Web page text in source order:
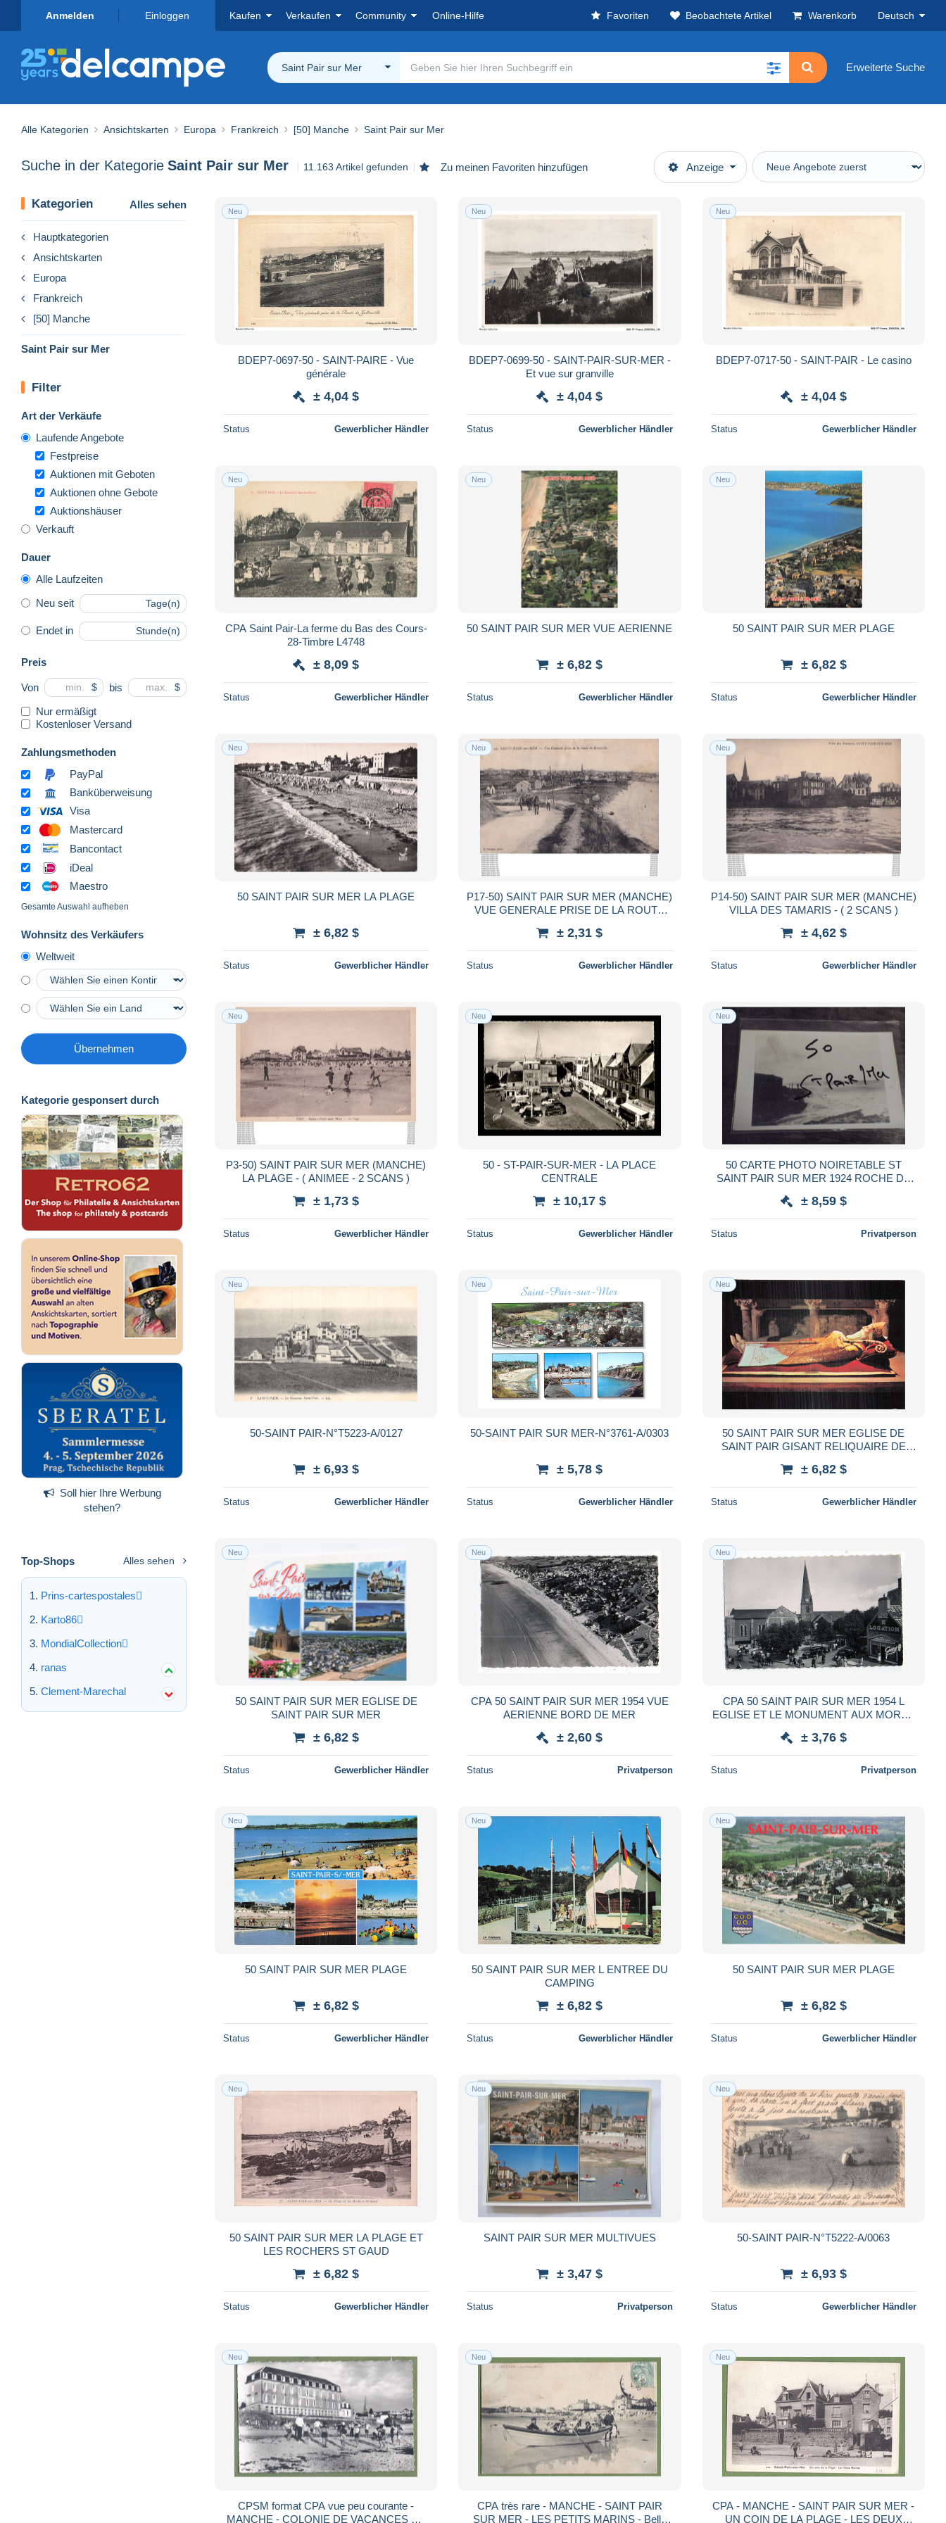
Anmelden Einloggen Kaufen Verkaufen Community Online-Hilfe Favoriten Beobachtete Artikel Warenkorb Deutsch
Saint Pair sur Mer Erweiterte Suche
Alle Kategorien Ansichtskarten Europa Frankreich [50] Manche Saint Pair sur Mer
Suche in der Kategorie Saint Pair sur Mer 11.163 Artikel gefunden Zu meinen Favoriten hinzufügen Anzeige
Kategorien Alles sehen
Hauptkategorien
Ansichtskarten
Europa
Frankreich
[50] Manche
Saint Pair sur Mer
Filter
Art der Verkäufe
Laufende Angebote
Festpreise
Auktionen mit Geboten
Auktionen ohne Gebote
Auktionshäuser
Verkauft
Dauer
Alle Laufzeiten
Neu seit Tage(n)
Endet in Stunde(n)
Preis
Von $ bis $
Nur ermäßigt
Kostenloser Versand
Zahlungsmethoden
PayPal
Banküberweisung
Visa
Mastercard
Bancontact
iDeal
Maestro
Gesamte Auswahl aufheben
Wohnsitz des Verkäufers
Weltweit
Übernehmen
Kategorie gesponsert durch
Soll hier Ihre Werbung
stehen?
Top-Shops Alles sehen
Prins-cartespostales
Karto86
MondialCollection
ranas
Clement-Marechal
Neu
BDEP7-0697-50 - SAINT-PAIRE - Vue
générale
± 4,04 $
Status Gewerblicher Händler
Neu
BDEP7-0699-50 - SAINT-PAIR-SUR-MER -
Et vue sur granville
± 4,04 $
Status Gewerblicher Händler
Neu
BDEP7-0717-50 - SAINT-PAIR - Le casino
± 4,04 $
Status Gewerblicher Händler
Neu
CPA Saint Pair-La ferme du Bas des Cours-
28-Timbre L4748
± 8,09 $
Status Gewerblicher Händler
Neu
50 SAINT PAIR SUR MER VUE AERIENNE
± 6,82 $
Status Gewerblicher Händler
Neu
50 SAINT PAIR SUR MER PLAGE
± 6,82 $
Status Gewerblicher Händler
Neu
50 SAINT PAIR SUR MER LA PLAGE
± 6,82 $
Status Gewerblicher Händler
Neu
P17-50) SAINT PAIR SUR MER (MANCHE)
VUE GENERALE PRISE DE LA ROUTE
± 2,31 $
Status Gewerblicher Händler
Neu
P14-50) SAINT PAIR SUR MER (MANCHE)
VILLA DES TAMARIS - ( 2 SCANS )
± 4,62 $
Status Gewerblicher Händler
Neu
P3-50) SAINT PAIR SUR MER (MANCHE)
LA PLAGE - ( ANIMEE - 2 SCANS )
± 1,73 $
Status Gewerblicher Händler
Neu
50 - ST-PAIR-SUR-MER - LA PLACE
CENTRALE
± 10,17 $
Status Gewerblicher Händler
Neu
50 CARTE PHOTO NOIRETABLE ST
SAINT PAIR SUR MER 1924 ROCHE DE
± 8,59 $
Status Privatperson
Neu
50-SAINT PAIR-N°T5223-A/0127
± 6,93 $
Status Gewerblicher Händler
Neu
50-SAINT PAIR SUR MER-N°3761-A/0303
± 5,78 $
Status Gewerblicher Händler
Neu
50 SAINT PAIR SUR MER EGLISE DE
SAINT PAIR GISANT RELIQUAIRE DE
± 6,82 $
Status Gewerblicher Händler
Neu
50 SAINT PAIR SUR MER EGLISE DE
SAINT PAIR SUR MER
± 6,82 $
Status Gewerblicher Händler
Neu
CPA 50 SAINT PAIR SUR MER 1954 VUE
AERIENNE BORD DE MER
± 2,60 $
Status Privatperson
Neu
CPA 50 SAINT PAIR SUR MER 1954 L
EGLISE ET LE MONUMENT AUX MORTS
DE LOCATION
± 3,76 $
Status Privatperson
Neu
50 SAINT PAIR SUR MER PLAGE
± 6,82 $
Status Gewerblicher Händler
Neu
50 SAINT PAIR SUR MER L ENTREE DU
CAMPING
± 6,82 $
Status Gewerblicher Händler
Neu
50 SAINT PAIR SUR MER PLAGE
± 6,82 $
Status Gewerblicher Händler
Neu
50 SAINT PAIR SUR MER LA PLAGE ET
LES ROCHERS ST GAUD
± 6,82 $
Status Gewerblicher Händler
Neu
SAINT PAIR SUR MER MULTIVUES
± 3,47 $
Status Privatperson
Neu
50-SAINT PAIR-N°T5222-A/0063
± 6,93 $
Status Gewerblicher Händler
Neu
CPSM format CPA vue peu courante -
MANCHE - COLONIE DE VACANCES DE
Neu
CPA très rare - MANCHE - SAINT PAIR
SUR MER - LES PETITS MARINS - Belle
Neu
CPA - MANCHE - SAINT PAIR SUR MER -
UN COIN DE LA PLAGE - LES DEUX